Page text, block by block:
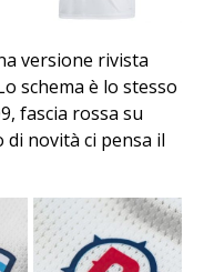
versione rivista
schema è lo stesso
fascia rossa su
di novità ci pensa il